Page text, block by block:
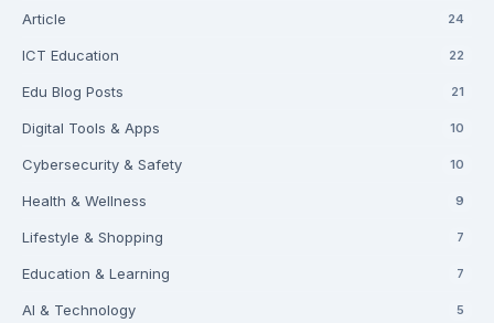
Article 24
ICT Education 22
Edu Blog Posts 21
Digital Tools & Apps 10
Cybersecurity & Safety 10
Health & Wellness 9
Lifestyle & Shopping 7
Education & Learning 7
AI & Technology 5